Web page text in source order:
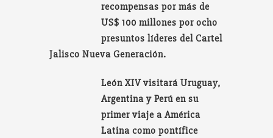
recompensas por más de
US$ 100 millones por ocho
presuntos líderes del Cartel
Jalisco Nueva Generación.
León XIV visitará Uruguay,
Argentina y Perú en su
primer viaje a América
Latina como pontífice